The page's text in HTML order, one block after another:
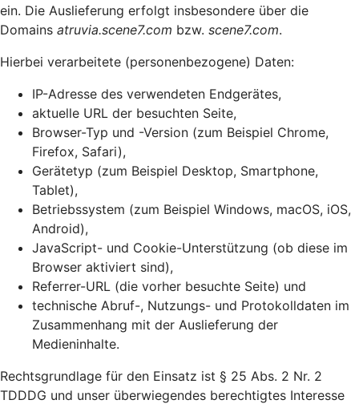
ein. Die Auslieferung erfolgt insbesondere über die
Domains atruvia.scene7.com bzw. scene7.com.
Hierbei verarbeitete (personenbezogene) Daten:
IP-Adresse des verwendeten Endgerätes,
aktuelle URL der besuchten Seite,
Browser-Typ und -Version (zum Beispiel Chrome,
Firefox, Safari),
Gerätetyp (zum Beispiel Desktop, Smartphone,
Tablet),
Betriebssystem (zum Beispiel Windows, macOS, iOS,
Android),
JavaScript- und Cookie-Unterstützung (ob diese im
Browser aktiviert sind),
Referrer-URL (die vorher besuchte Seite) und
technische Abruf-, Nutzungs- und Protokolldaten im
Zusammenhang mit der Auslieferung der
Medieninhalte.
Rechtsgrundlage für den Einsatz ist § 25 Abs. 2 Nr. 2
TDDDG und unser überwiegendes berechtigtes Interesse